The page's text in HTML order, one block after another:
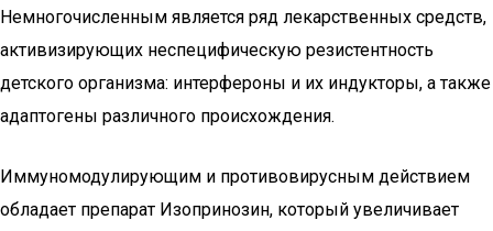
Немногочисленным является ряд лекарственных средств,
активизирующих неспецифическую резистентность
детского организма: интерфероны и их индукторы, а также
адаптогены различного происхождения.
Иммуномодулирующим и противовирусным действием
обладает препарат Изопринозин, который увеличивает